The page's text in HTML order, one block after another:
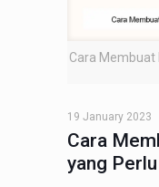
Cara Membuat
19 January 2023
Cara
yang